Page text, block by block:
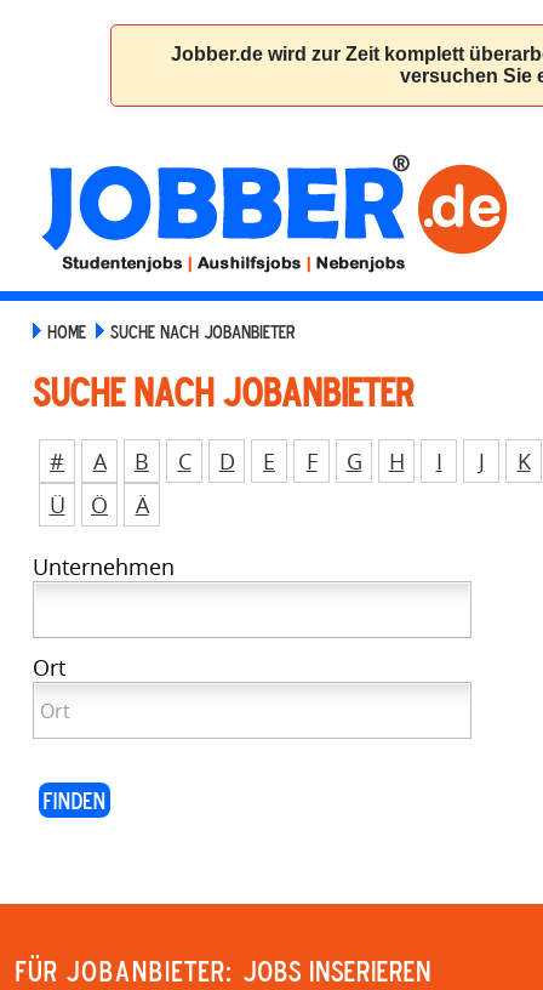
HOME SUCHE NACH JOBANBIETER
Suche nach Jobanbieter
# A B C D E F G H I J
K
Ü
Ö Ä
Unternehmen
Ort
Für Jobanbieter: JOBS INSERIEREN